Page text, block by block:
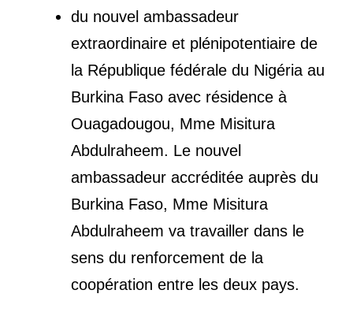
du nouvel ambassadeur
extraordinaire et plénipotentiaire de
la République fédérale du Nigéria au
Burkina Faso avec résidence à
Ouagadougou, Mme Misitura
Abdulraheem. Le nouvel
ambassadeur accréditée auprès du
Burkina Faso, Mme Misitura
Abdulraheem va travailler dans le
sens du renforcement de la
coopération entre les deux pays.